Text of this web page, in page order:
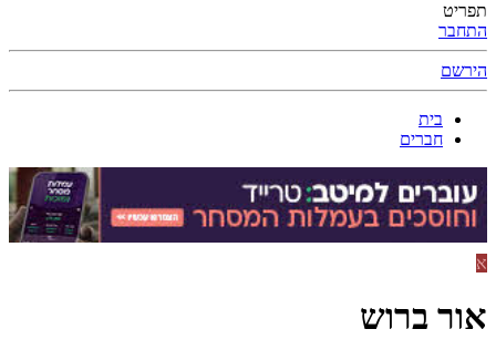
תפריט
התחבר
הירשם
בית
חברים
א
אור ברוש